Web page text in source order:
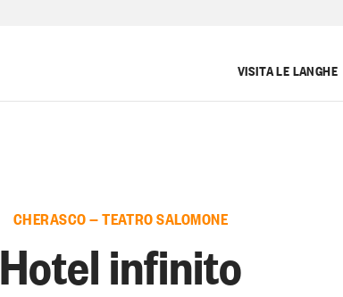
VISITA LE LANGHE
CHERASCO — TEATRO SALOMONE
Hotel infinito